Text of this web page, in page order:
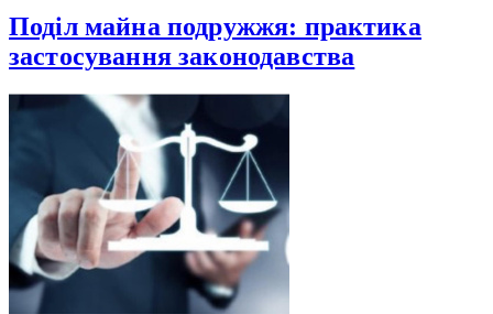
Поділ майна подружжя: практика
застосування законодавства